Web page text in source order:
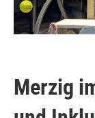
Merzig